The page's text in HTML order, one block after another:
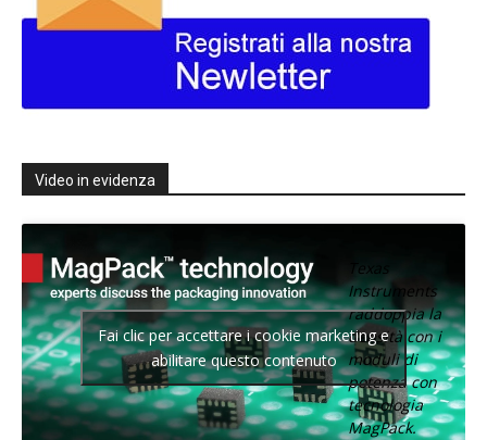
Video in evidenza
Texas
Instruments
raddoppia la
densità con i
moduli di
potenza con
tecnologia
MagPack.
Fai clic per accettare i cookie marketing e
abilitare questo contenuto